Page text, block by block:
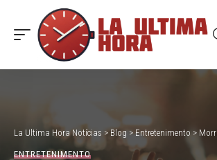
La Ultima Hora Notícias >Blog>Entretenimento > Morrissey
ENTRETENIMENTO